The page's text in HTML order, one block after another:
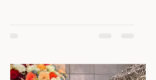
מחייבת שלנו. בחרנו לחגוג באינטימיות
האחרונות, שמתפזרות מדיי והן בגדר "תפסת
מרובה - לא תפסת". בא לי להשקיע ולהיות